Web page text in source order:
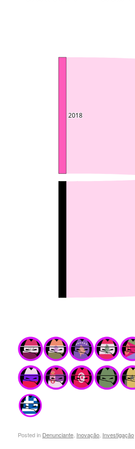
Posted in Denunciante Inovação Investigação